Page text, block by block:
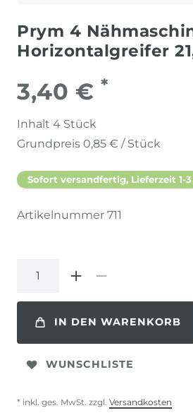
Prym 4
Horizontalgreifer
3,40 € *
Inhalt 4 Stück
Grundpreis 0,85 € / Stück
Sofort versandfertig, Lieferzeit 1-3
Artikelnummer 711
IN DEN WARENKORB
WUNSCHLISTE
* inkl. ges. MwSt. zzgl. Versandkosten